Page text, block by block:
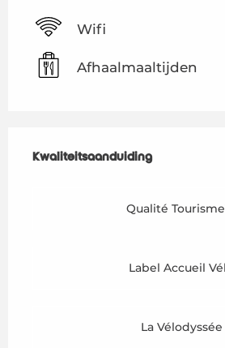
Wifi
Afhaalmaaltijden
Kwaliteitsaanduiding
Kwaliteitsaanduiding
Qualité
Label Accueil
La Vélodyssée